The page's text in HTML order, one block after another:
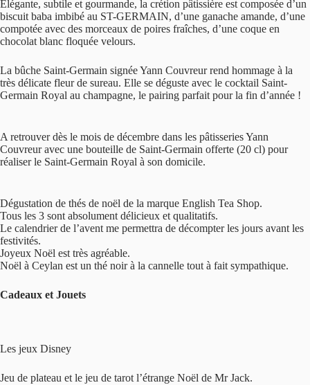
Élégante, subtile et gourmande, la crétion pâtissière est composée d’un
biscuit baba imbibé au ST-GERMAIN, d’une ganache amande, d’une
compotée avec des morceaux de poires fraîches, d’une coque en
chocolat blanc floquée velours.
La bûche Saint-Germain signée Yann Couvreur rend hommage à la
très délicate fleur de sureau. Elle se déguste avec le cocktail Saint-
Germain Royal au champagne, le pairing parfait pour la fin d’année !
A retrouver dès le mois de décembre dans les pâtisseries Yann
Couvreur avec une bouteille de Saint-Germain offerte (20 cl) pour
réaliser le Saint-Germain Royal à son domicile.
Dégustation de thés de noël de la marque English Tea Shop.
Tous les 3 sont absolument délicieux et qualitatifs.
Le calendrier de l’avent me permettra de décompter les jours avant les
festivités.
Joyeux Noël est très agréable.
Noël à Ceylan est un thé noir à la cannelle tout à fait sympathique.
Cadeaux et Jouets
Les jeux Disney
Jeu de plateau et le jeu de tarot l’étrange Noël de Mr Jack.